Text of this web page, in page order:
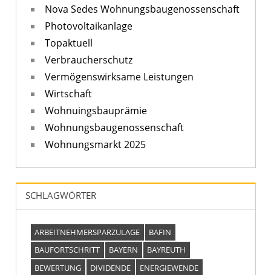
Nova Sedes Wohnungsbaugenossenschaft
Photovoltaikanlage
Topaktuell
Verbraucherschutz
Vermögenswirksame Leistungen
Wirtschaft
Wohnuingsbauprämie
Wohnungsbaugenossenschaft
Wohnungsmarkt 2025
SCHLAGWÖRTER
ARBEITNEHMERSPARZULAGE
BAFIN
BAUFORTSCHRITT
BAYERN
BAYREUTH
BEWERTUNG
DIVIDENDE
ENERGIEWENDE